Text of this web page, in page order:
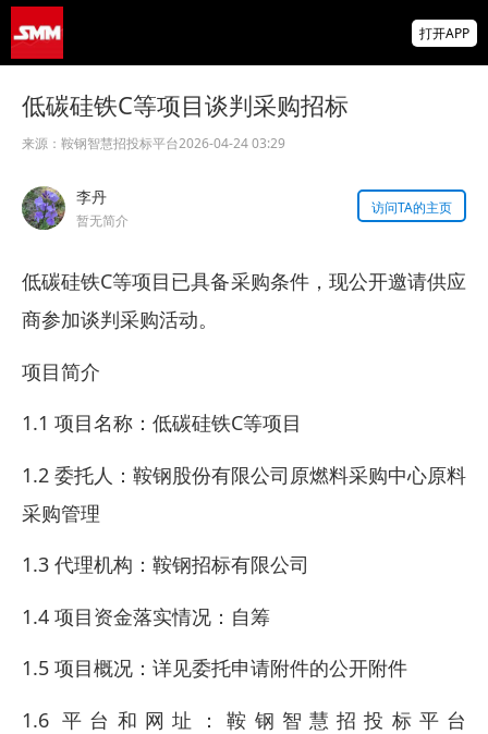
超5%、闪迪跌超8%，金价升至近两月高位
IMF披露：加纳央行去年买黄金亏损19亿美
打开APP
低碳硅铁C等项目谈判采购招标
来源： 鞍钢智慧招投标平台2026-04-24 03:29
李丹
暂无简介
访问TA的主页
低碳硅铁C等项目已具备采购条件，现公开邀请供应
商参加谈判采购活动。
项目简介
1.1 项目名称：低碳硅铁C等项目
1.2 委托人：鞍钢股份有限公司原燃料采购中心原料
采购管理
1.3 代理机构：鞍钢招标有限公司
1.4 项目资金落实情况：自筹
1.5 项目概况：详见委托申请附件的公开附件
1.6 平台和网址：鞍钢智慧招投标平台